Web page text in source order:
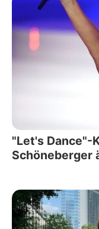
"Let's Dance"-
Schöneberger